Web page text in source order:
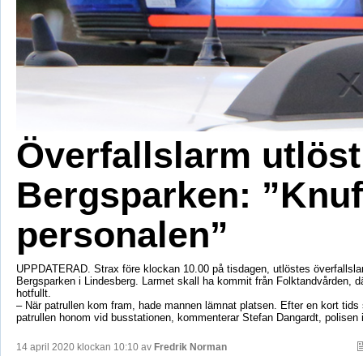
Överfallslarm
Bergsparken:
personalen”
UPPDATERAD. Strax före klockan 10.00 på tisdagen, utlöstes
Bergsparken i Lindesberg. Larmet skall ha kommit från Folktandvården,
hotfullt.
– När patrullen kom fram, hade mannen lämnat platsen. Efter en kort tids
patrullen honom vid busstationen, kommenterar Stefan Dangardt, polisen
14 april 2020 klockan 10:10 av Fredrik Norman